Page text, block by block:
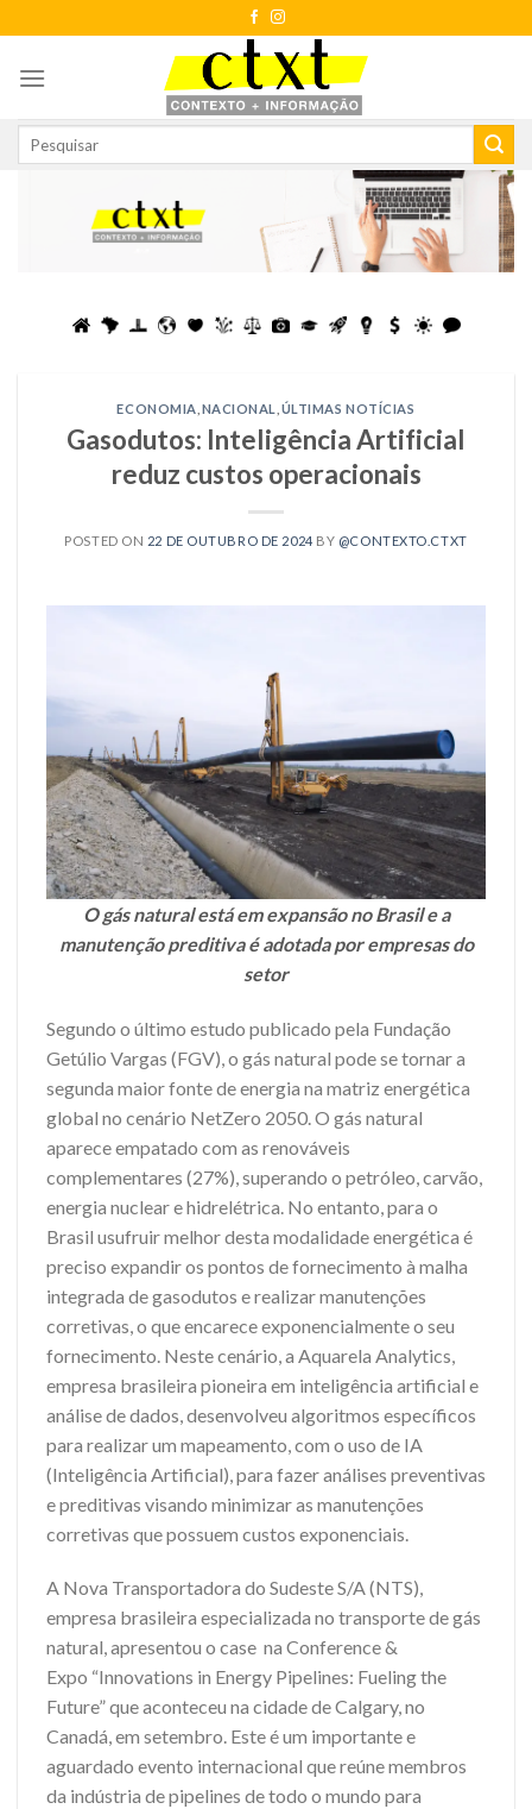
to
content
ECONOMIA NACIONAL ÚLTIMAS NOTÍCIAS
Gasodutos: Inteligência Artificial
reduz custos operacionais
POSTED ON 22 DE OUTUBRO DE 2024 BY @CONTEXTO.CTXT
O gás natural está em expansão no Brasil e a
manutenção preditiva é adotada por empresas do
setor
Segundo o último estudo publicado pela Fundação
Getúlio Vargas (FGV), o gás natural pode se tornar a
segunda maior fonte de energia na matriz energética
global no cenário NetZero 2050. O gás natural
aparece empatado com as renováveis
complementares (27%), superando o petróleo, carvão,
energia nuclear e hidrelétrica. No entanto, para o
Brasil usufruir melhor desta modalidade energética é
preciso expandir os pontos de fornecimento à malha
integrada de gasodutos e realizar manutenções
corretivas, o que encarece exponencialmente o seu
fornecimento. Neste cenário, a Aquarela Analytics,
empresa brasileira pioneira em inteligência artificial e
análise de dados, desenvolveu algoritmos específicos
para realizar um mapeamento, com o uso de IA
(Inteligência Artificial), para fazer análises preventivas
e preditivas visando minimizar as manutenções
corretivas que possuem custos exponenciais.
A Nova Transportadora do Sudeste S/A (NTS),
empresa brasileira especializada no transporte de gás
natural, apresentou o case na Conference &
Expo “Innovations in Energy Pipelines: Fueling the
Future” que aconteceu na cidade de Calgary, no
Canadá, em setembro. Este é um importante e
aguardado evento internacional que reúne membros
da indústria de pipelines de todo o mundo para